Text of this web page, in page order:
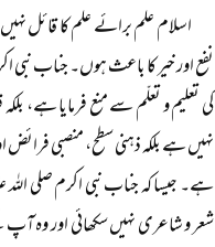
اسلام علم برائے علم کا قائل
نفع اور خیر کا باعث ہوں۔ جناب نبی
کی تعلیم و تعلّم سے منع فرمایا ہے،
نہیں ہے بلکہ ذہنی سطح، منصبی فرائض
ہے۔ جیسا کہ جناب نبی اکرم صلی اللہ
شعر و شاعری نہیں سکھائی اور